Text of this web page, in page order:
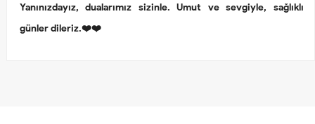
Yanınızdayız, dualarımız sizinle. Umut ve sevgiyle, sağlıklı
günler dileriz.❤️❤️